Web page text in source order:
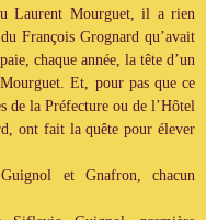
Laurent Mourguet, il a rien
François Grognard qu’avait
chaque année, la tête d’un
Et, pour pas que ce
de la Préfecture ou de l’Hôtel
ont fait la quête pour élever
et Gnafron, chacun